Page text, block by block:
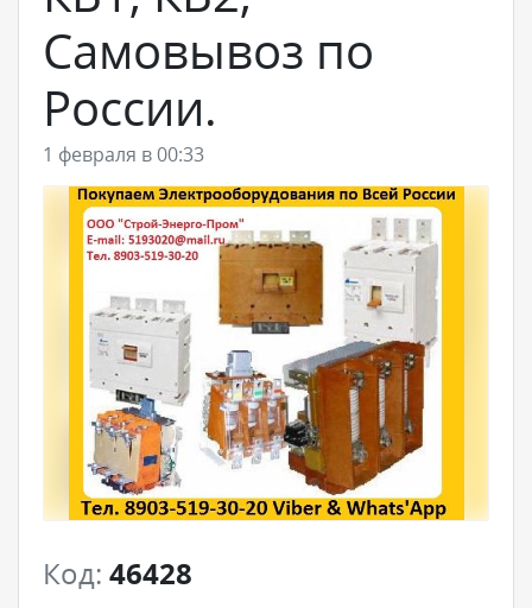
Самовывоз по
России.
1 февраля в 00:33
Код: 46428